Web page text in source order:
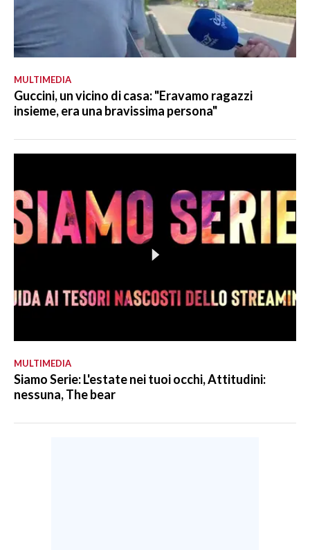
MULTIMEDIA
Guccini, un vicino di casa: "Eravamo ragazzi
insieme, era una bravissima persona"
MULTIMEDIA
Siamo Serie: L'estate nei tuoi occhi, Attitudini:
nessuna, The bear